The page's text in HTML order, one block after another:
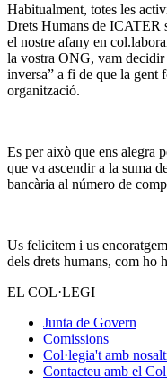
Habitualment, totes les
Drets Humans de ICATER
el nostre afany en
la vostra ONG, vam decidir
inversa” a fi de que la gent
organització.
Es per això que ens alegra
que va ascendir a la suma
bancària al número de
Us felicitem i us
dels drets humans, com ho
EL COL·LEGI
Junta de Govern
Comissions
Col·legia't amb
Contacteu amb el